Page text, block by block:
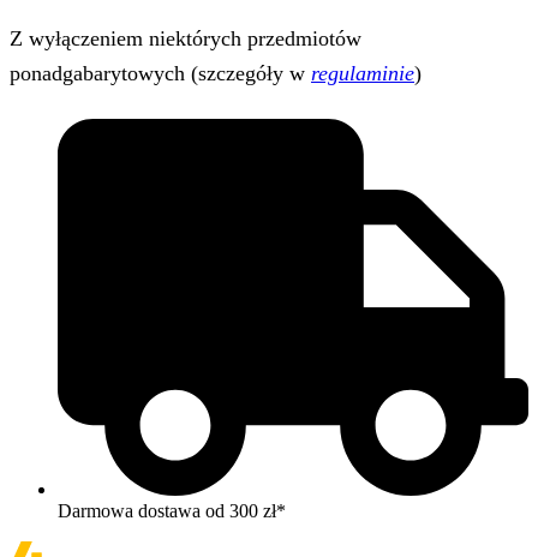
Z wyłączeniem niektórych przedmiotów
ponadgabarytowych (szczegóły w regulaminie)
Darmowa dostawa od 300 zł*